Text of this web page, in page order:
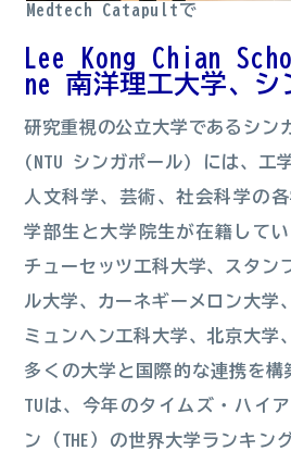
Medtech Catapultで
Lee Kong Chian
ne 南洋理工大学、シ
研究重視の公立大学であるシン
(NTU シンガポール) には、工
人文科学、芸術、社会科学の
学部生と大学院生が在籍して
チューセッツ工科大学、スタン
ル大学、カーネギーメロン大学
ミュンヘン工科大学、北京大学
多くの大学と国際的な連携を構
TUは、今年のタイムズ・ハイ
ン（THE）の世界大学ランキン